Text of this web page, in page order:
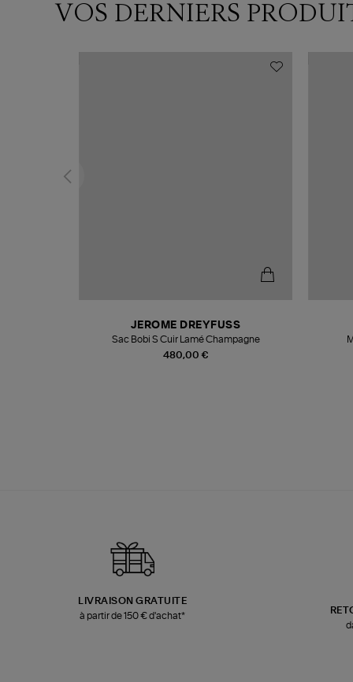
VOS DERNIERS
480,00 €
JEROME DREYFUSS
Sac Bobi S Cuir Lamé Champagne
LIVRAISON GRATUITE
à partir de 150 € d'achat*